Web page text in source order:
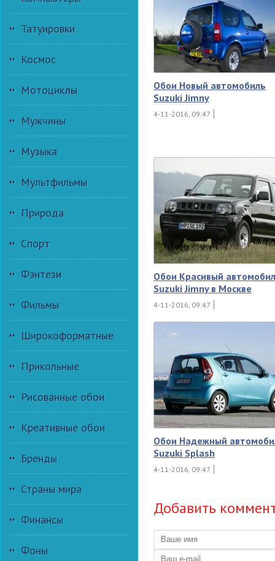
Татуировки
Космос
Мотоциклы
Мужчины
Музыка
Мультфильмы
Природа
Спорт
Фэнтези
Фильмы
Широкоформатные
Прикольные
Рисованные обои
Креативные обои
Бренды
Страны мира
Финансы
Фоны
Обои Новый автомобиль
Suzuki Jimny
4-11-2016, 09:47
Обои Красивый
Suzuki Jimny в Москве
4-11-2016, 09:47
Обои Надежный
Suzuki Splash
4-11-2016, 09:47
Добавить